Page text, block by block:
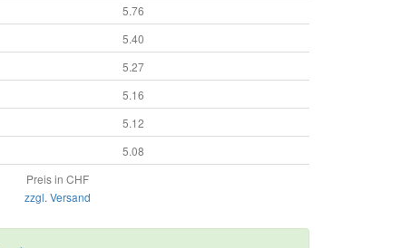
5.76
5.40
5.27
5.16
5.12
5.08
Preis in CHF
zzgl. Versand